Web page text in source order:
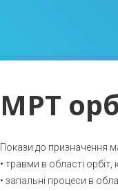
МРТ
Покази до призначення
• травми в області
• запальні процеси в